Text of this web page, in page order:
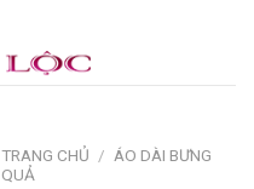
TRANG CHỦ / ÁO DÀI BƯNG
QUẢ